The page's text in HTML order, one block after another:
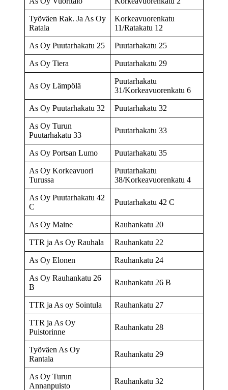
Työväen Rak. Ja As Oy
Ratala
Korkeavuorenkatu
11/Ratakatu 12
As Oy Puutarhakatu 25 Puutarhakatu 25
As Oy Tiera Puutarhakatu 29
As Oy Lämpölä
Puutarhakatu
31/Korkeavuorenkatu 6
As Oy Puutarhakatu 32 Puutarhakatu 32
As Oy Turun
Puutarhakatu 33
Puutarhakatu 33
As Oy Portsan Lumo Puutarhakatu 35
As Oy Korkeavuori
Turussa
Puutarhakatu
38/Korkeavuorenkatu 4
As Oy Puutarhakatu 42
C
Puutarhakatu 42 C
As Oy Maine Rauhankatu 20
TTR ja As Oy Rauhala Rauhankatu 22
As Oy Elonen Rauhankatu 24
As Oy Rauhankatu 26
B
Rauhankatu 26 B
TTR ja As oy Sointula Rauhankatu 27
TTR ja As Oy
Puistorinne
Rauhankatu 28
Työväen As Oy
Rantala
Rauhankatu 29
As Oy Turun
Annanpuisto
Rauhankatu 32